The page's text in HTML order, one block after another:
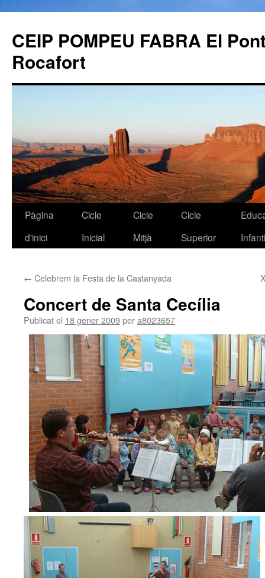
CEIP POMPEU FABRA El
Rocafort
Vés
Pàgina
d'inici
Cicle
Inicial
Cicle
Mitjà
Cicle
Superior
← Celebrem la Festa de la Castanyada
Concert de Santa Cecília
Publicat el 18 gener 2009pera8023657